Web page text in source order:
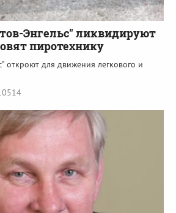
Энгельс" ликвидируют
пиротехнику
откроют для движения легкового и